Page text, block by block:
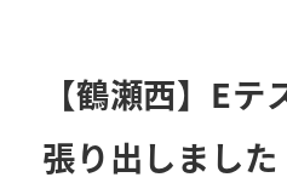
【鶴瀬西】E
張り出しました